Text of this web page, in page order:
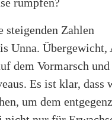
steigenden Zahlen
Unna. Übergewicht,
dem Vormarsch und
Es ist klar, dass
um dem